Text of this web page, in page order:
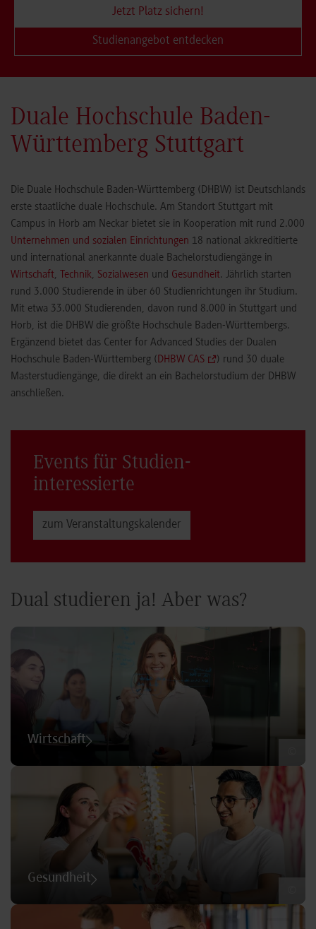
Jetzt Platz sichern!
Studienangebot entdecken
Duale Hochschule Baden-
Württemberg Stuttgart
Die Duale Hochschule Baden-Württemberg (DHBW) ist Deutschlands
erste staatliche duale Hochschule. Am Standort Stuttgart mit
Campus in Horb am Neckar bietet sie in Kooperation mit rund 2.000
Unternehmen und sozialen Einrichtungen 18 national akkreditierte
und international anerkannte duale Bachelorstudiengänge in
Wirtschaft, Technik, Sozialwesen und Gesundheit. Jährlich starten
rund 3.000 Studierende in über 60 Studienrichtungen ihr Studium.
Mit etwa 33.000 Studierenden, davon rund 8.000 in Stuttgart und
Horb, ist die DHBW die größte Hochschule Baden-Württembergs.
Ergänzend bietet das Center for Advanced Studies der Dualen
Hochschule Baden-Württemberg (DHBW CAS
) rund 30 duale
Masterstudiengänge, die direkt an ein Bachelorstudium der DHBW
anschließen.
Events für Studien­
interessierte
zum Veranstaltungs­kalender
Dual studieren ja! Aber was?
Wirtschaft
Gesundheit